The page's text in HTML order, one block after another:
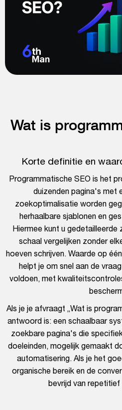
Wat is
Korte definitie en
Programmatische SEO is het
duizenden pagina's met
zoekoptimalisatie worden
herhaalbare sjablonen en
Hiermee kunt u
schaal vergelijken zonder
hoeven schrijven. Waarde op
helpt je om snel aan de
voldoen, met
Als je je afvraagt „Wat is
antwoord is: een schaalbaar
zoekbare pagina's die
doeleinden, mogelijk gemaakt
automatisering. Als je het
organische bereik en de
bevrijd van